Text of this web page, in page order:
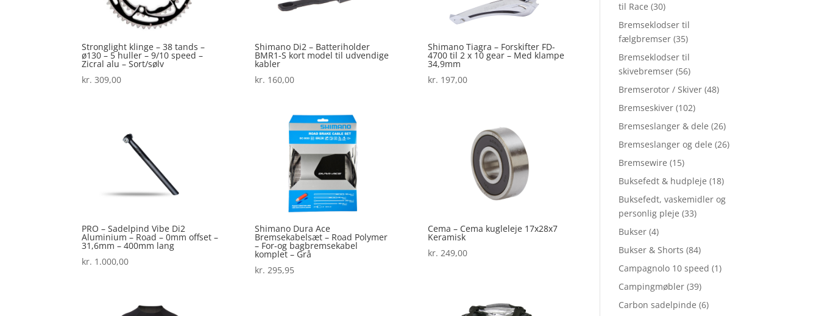
Stronglight klinge – 38 tands –
ø130 – 5 huller – 9/10 speed –
Zicral alu – Sort/sølv
kr. 309,00
Shimano Di2 – Batteriholder
BMR1-S kort model til udvendige
kabler
kr. 160,00
Shimano Tiagra – Forskifter FD-
4700 til 2 x 10 gear – Med klampe
34,9mm
kr. 197,00
PRO – Sadelpind Vibe Di2
Aluminium – Road – 0mm offset –
31,6mm – 400mm lang
kr. 1.000,00
Shimano Dura Ace
Bremsekabelsæt – Road Polymer
– For-og bagbremsekabel
komplet – Grå
kr. 295,95
Cema – Cema kugleleje 17x28x7
Keramisk
kr. 249,00
til Race (30)
Bremseklodser til
fælgbremser (35)
Bremseklodser til
skivebremser (56)
Bremserotor / Skiver (48)
Bremseskiver (102)
Bremseslanger & dele (26)
Bremseslanger og dele (26)
Bremsewire (15)
Buksefedt & hudpleje (18)
Buksefedt, vaskemidler og
personlig pleje (33)
Bukser (4)
Bukser & Shorts (84)
Campagnolo 10 speed (1)
Campingmøbler (39)
Carbon sadelpinde (6)